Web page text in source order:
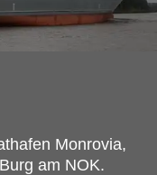
Monrovia,
am NOK.